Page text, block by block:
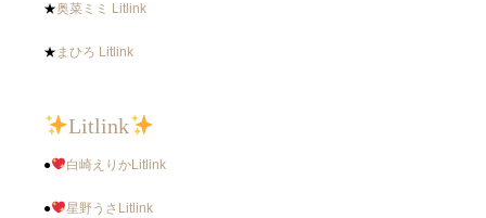
★奥菜ミミ Litlink
★ まひろ Litlink
Litlink
● 白崎えりかLitlink
● 星野うさLitlink